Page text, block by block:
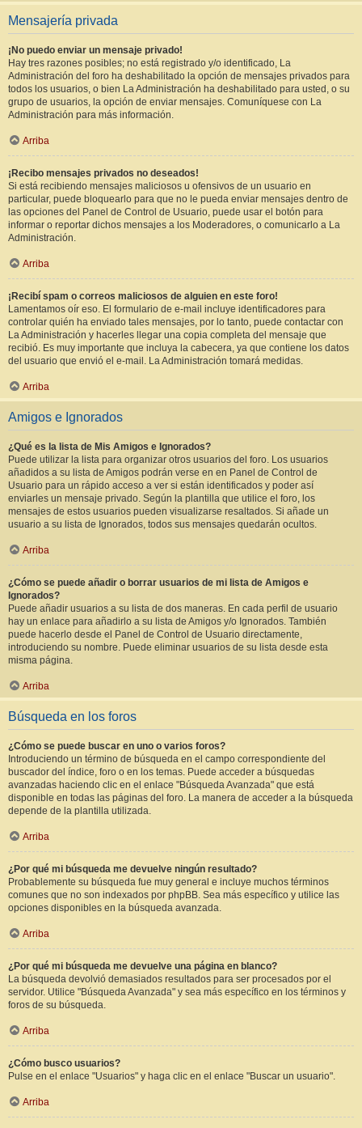
Mensajería privada
¡No puedo enviar un mensaje privado!
Hay tres razones posibles; no está registrado y/o identificado, La
Administración del foro ha deshabilitado la opción de mensajes privados para
todos los usuarios, o bien La Administración ha deshabilitado para usted, o su
grupo de usuarios, la opción de enviar mensajes. Comuníquese con La
Administración para más información.
Arriba
¡Recibo mensajes privados no deseados!
Si está recibiendo mensajes maliciosos u ofensivos de un usuario en
particular, puede bloquearlo para que no le pueda enviar mensajes dentro de
las opciones del Panel de Control de Usuario, puede usar el botón para
informar o reportar dichos mensajes a los Moderadores, o comunicarlo a La
Administración.
Arriba
¡Recibí spam o correos maliciosos de alguien en este foro!
Lamentamos oír eso. El formulario de e-mail incluye identificadores para
controlar quién ha enviado tales mensajes, por lo tanto, puede contactar con
La Administración y hacerles llegar una copia completa del mensaje que
recibió. Es muy importante que incluya la cabecera, ya que contiene los datos
del usuario que envió el e-mail. La Administración tomará medidas.
Arriba
Amigos e Ignorados
¿Qué es la lista de Mis Amigos e Ignorados?
Puede utilizar la lista para organizar otros usuarios del foro. Los usuarios
añadidos a su lista de Amigos podrán verse en en Panel de Control de
Usuario para un rápido acceso a ver si están identificados y poder así
enviarles un mensaje privado. Según la plantilla que utilice el foro, los
mensajes de estos usuarios pueden visualizarse resaltados. Si añade un
usuario a su lista de Ignorados, todos sus mensajes quedarán ocultos.
Arriba
¿Cómo se puede añadir o borrar usuarios de mi lista de Amigos e
Ignorados?
Puede añadir usuarios a su lista de dos maneras. En cada perfil de usuario
hay un enlace para añadirlo a su lista de Amigos y/o Ignorados. También
puede hacerlo desde el Panel de Control de Usuario directamente,
introduciendo su nombre. Puede eliminar usuarios de su lista desde esta
misma página.
Arriba
Búsqueda en los foros
¿Cómo se puede buscar en uno o varios foros?
Introduciendo un término de búsqueda en el campo correspondiente del
buscador del índice, foro o en los temas. Puede acceder a búsquedas
avanzadas haciendo clic en el enlace "Búsqueda Avanzada" que está
disponible en todas las páginas del foro. La manera de acceder a la búsqueda
depende de la plantilla utilizada.
Arriba
¿Por qué mi búsqueda me devuelve ningún resultado?
Probablemente su búsqueda fue muy general e incluye muchos términos
comunes que no son indexados por phpBB. Sea más específico y utilice las
opciones disponibles en la búsqueda avanzada.
Arriba
¿Por qué mi búsqueda me devuelve una página en blanco?
La búsqueda devolvió demasiados resultados para ser procesados por el
servidor. Utilice "Búsqueda Avanzada" y sea más específico en los términos y
foros de su búsqueda.
Arriba
¿Cómo busco usuarios?
Pulse en el enlace "Usuarios" y haga clic en el enlace "Buscar un usuario".
Arriba